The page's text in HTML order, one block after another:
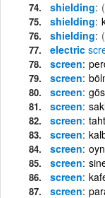
shielding
shielding
shielding
electric
screen
screen
screen
screen
screen
screen
screen
screen
screen
screen